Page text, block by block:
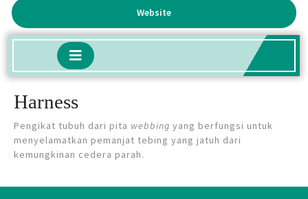
WebsiteGet
A
Quote
Open
Button
Harness
Pengikat tubuh dari pita webbing yang berfungsi untuk
menyelamatkan pemanjat tebing yang jatuh dari
kemungkinan cedera parah.